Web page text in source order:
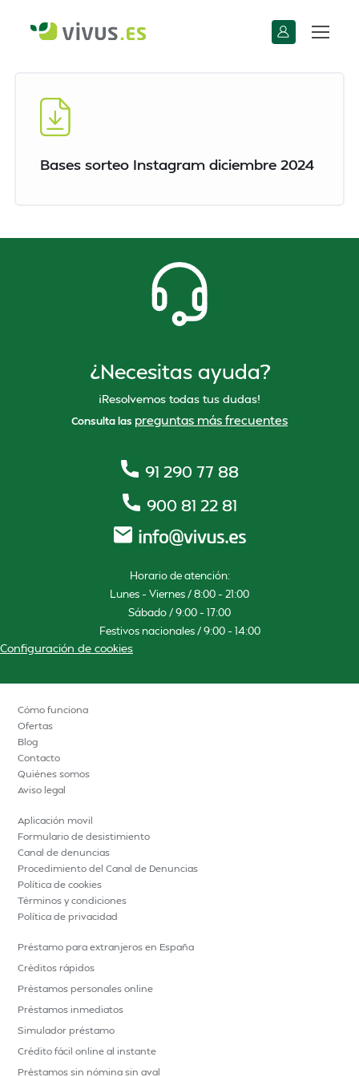
Bases sorteo Instagram diciembre 2024
¿Necesitas ayuda?
¡Resolvemos todas tus dudas!
Consulta las preguntas más frecuentes
91 290 77 88
900 81 22 81
Horario de atención:
Lunes – Viernes / 8:00 – 21:00
Sábado / 9:00 – 17:00
Festivos nacionales / 9:00 – 14:00
Configuración de cookies
Cómo funciona
Ofertas
Blog
Contacto
Quiénes somos
Aviso legal
Aplicación movil
Formulario de desistimiento
Canal de denuncias
Procedimiento del Canal de Denuncias
Política de cookies
Términos y condiciones
Política de privacidad
Préstamo para extranjeros en España
Créditos rápidos
Préstamos personales online
Préstamos inmediatos
Simulador préstamo
Crédito fácil online al instante
Préstamos sin nómina sin aval